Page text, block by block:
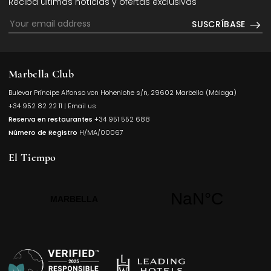
SUSCRÍBASE
Marbella Club
Bulevar Príncipe Alfonso von Hohenlohe s/n, 29602 Marbella (Málaga)
+34 952 82 22 11 | Email us
Reserva en restaurantes +34 951 552 688
Número de Registro H/MA/00067
El Tiempo